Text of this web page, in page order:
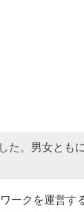
た。男女とも
ークを運営す